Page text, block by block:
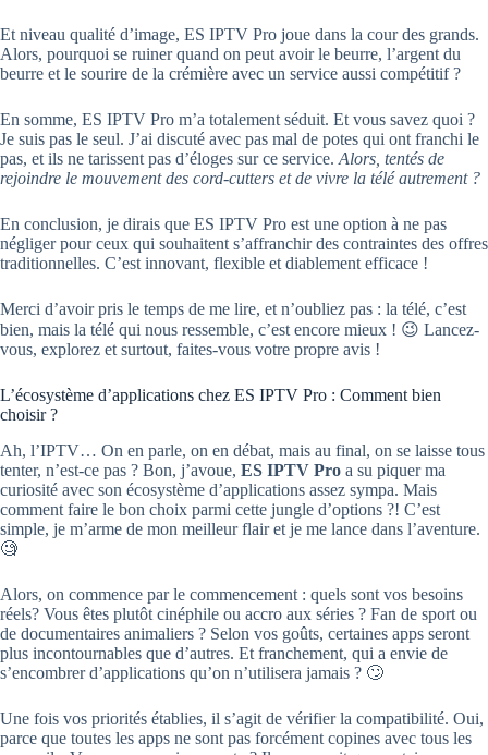
Et niveau qualité d’image, ES IPTV Pro joue dans la cour des grands.
Alors, pourquoi se ruiner quand on peut avoir le beurre, l’argent du
beurre et le sourire de la crémière avec un service aussi compétitif ?
En somme, ES IPTV Pro m’a totalement séduit. Et vous savez quoi ?
Je suis pas le seul. J’ai discuté avec pas mal de potes qui ont franchi le
pas, et ils ne tarissent pas d’éloges sur ce service. Alors, tentés de
rejoindre le mouvement des cord-cutters et de vivre la télé autrement ?
En conclusion, je dirais que ES IPTV Pro est une option à ne pas
négliger pour ceux qui souhaitent s’affranchir des contraintes des offres
traditionnelles. C’est innovant, flexible et diablement efficace !
Merci d’avoir pris le temps de me lire, et n’oubliez pas : la télé, c’est
bien, mais la télé qui nous ressemble, c’est encore mieux ! 😉 Lancez-
vous, explorez et surtout, faites-vous votre propre avis !
L’écosystème d’applications chez ES IPTV Pro : Comment bien
choisir ?
Ah, l’IPTV… On en parle, on en débat, mais au final, on se laisse tous
tenter, n’est-ce pas ? Bon, j’avoue, ES IPTV Pro a su piquer ma
curiosité avec son écosystème d’applications assez sympa. Mais
comment faire le bon choix parmi cette jungle d’options ?! C’est
simple, je m’arme de mon meilleur flair et je me lance dans l’aventure.
🧐
Alors, on commence par le commencement : quels sont vos besoins
réels? Vous êtes plutôt cinéphile ou accro aux séries ? Fan de sport ou
de documentaires animaliers ? Selon vos goûts, certaines apps seront
plus incontournables que d’autres. Et franchement, qui a envie de
s’encombrer d’applications qu’on n’utilisera jamais ? 🙄
Une fois vos priorités établies, il s’agit de vérifier la compatibilité. Oui,
parce que toutes les apps ne sont pas forcément copines avec tous les